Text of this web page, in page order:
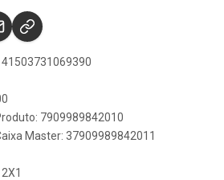
7909989842010
Master: 37909989842011